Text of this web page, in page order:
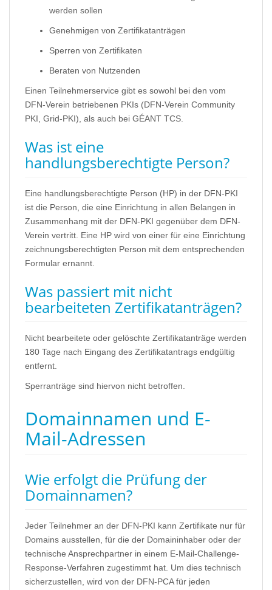
werden sollen
Genehmigen von Zertifikatanträgen
Sperren von Zertifikaten
Beraten von Nutzenden
Einen Teilnehmerservice gibt es sowohl bei den vom
DFN-Verein betriebenen PKIs (DFN-Verein Community
PKI, Grid-PKI), als auch bei GÉANT TCS.
Was ist eine
handlungsberechtigte Person?
Eine handlungsberechtigte Person (HP) in der DFN-PKI
ist die Person, die eine Einrichtung in allen Belangen in
Zusammenhang mit der DFN-PKI gegenüber dem DFN-
Verein vertritt. Eine HP wird von einer für eine Einrichtung
zeichnungsberechtigten Person mit dem entsprechenden
Formular ernannt.
Was passiert mit nicht
bearbeiteten Zertifikatanträgen?
Nicht bearbeitete oder gelöschte Zertifikatanträge werden
180 Tage nach Eingang des Zertifikatantrags endgültig
entfernt.
Sperranträge sind hiervon nicht betroffen.
Domainnamen und E-
Mail-Adressen
Wie erfolgt die Prüfung der
Domainnamen?
Jeder Teilnehmer an der DFN-PKI kann Zertifikate nur für
Domains ausstellen, für die der Domaininhaber oder der
technische Ansprechpartner in einem E-Mail-Challenge-
Response-Verfahren zugestimmt hat. Um dies technisch
sicherzustellen, wird von der DFN-PCA für jeden